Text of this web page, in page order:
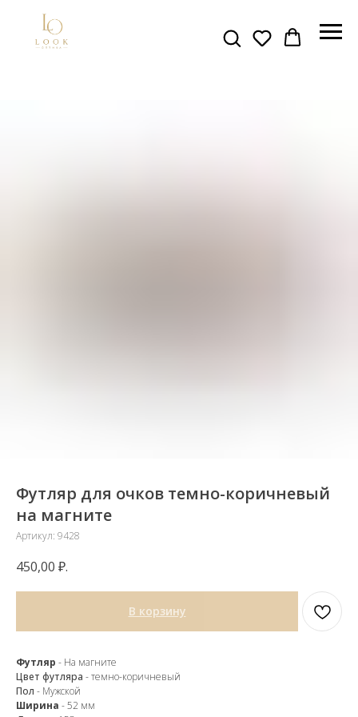
Футляр для очков темно-коричневый
на магните
Артикул: 9428
450,00 ₽.
В корзину
Футляр - На магните
Цвет футляра - темно-коричневый
Пол - Мужской
Ширина - 52 мм
Закажите обратный